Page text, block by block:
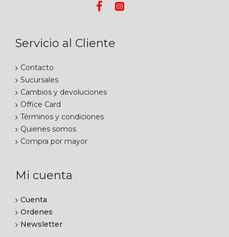
Servicio al Cliente
Contacto
Sucursales
Cambios y devoluciones
Office Card
Términos y condiciones
Quienes somos
Compra por mayor
Mi cuenta
Cuenta
Ordenes
Newsletter